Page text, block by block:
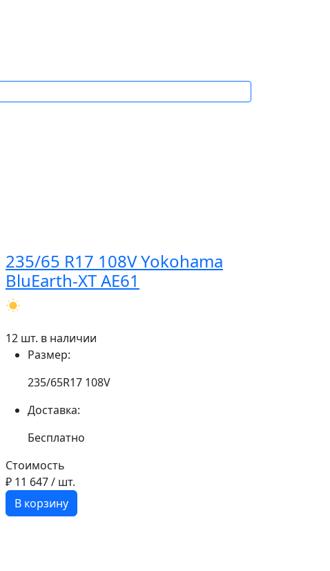
235/65 R17 108V Yokohama
BluEarth-XT AE61
12 шт. в наличии
Размер:
235/65R17 108V
Доставка:
Бесплатно
Стоимость
₽ 11 647/ шт.
В корзину